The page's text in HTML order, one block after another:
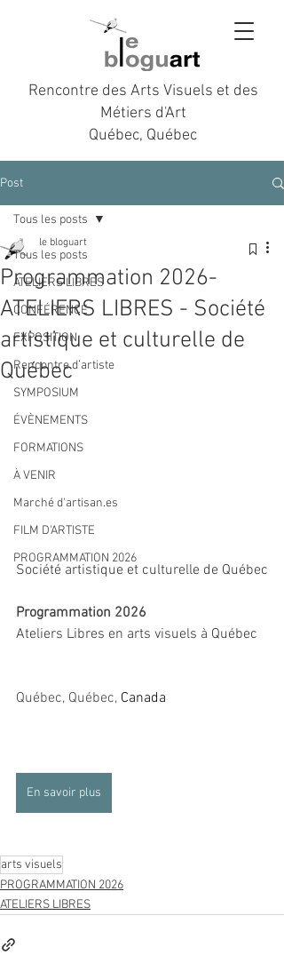
Rencontre des Arts Visuels et des
Métiers d'Art
Québec, Québec
Post
Tous les posts
ATELIERS LIBRES
CONFÉRENCE
EXPOSITION
Rencontre d’artiste
SYMPOSIUM
ÉVÈNEMENTS
FORMATIONS
À VENIR
Marché d'artisan.es
FILM D'ARTISTE
PROGRAMMATION 2026
Tous les posts
Programmation 2026-
ATELIERS LIBRES - Société
artistique et culturelle de
Québec
le bloguart
Société artistique et culturelle de Québec
Programmation 2026
Ateliers Libres en arts visuels à Québec
Québec, Québec, Canada
En savoir plus
arts visuels
PROGRAMMATION 2026
ATELIERS LIBRES